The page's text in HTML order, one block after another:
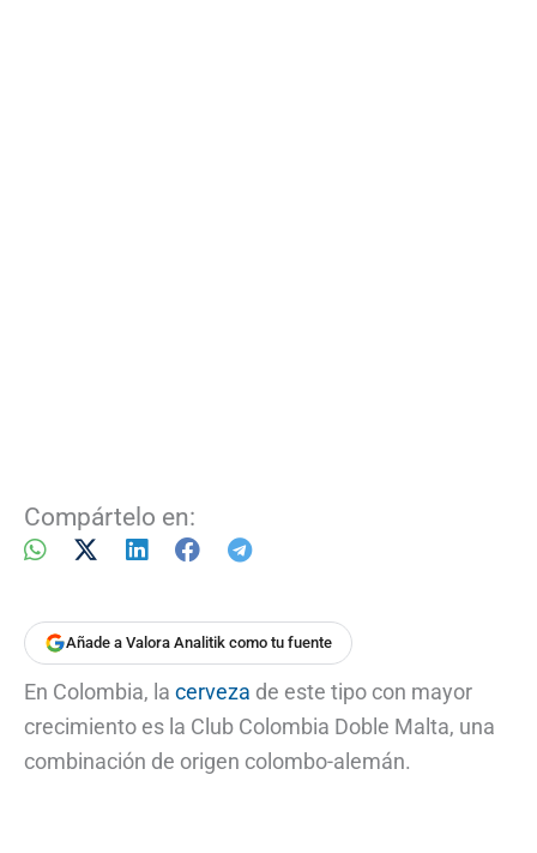
Compártelo en:
Añade a Valora Analitik como tu fuente
En Colombia, la cerveza de este tipo con mayor
crecimiento es la Club Colombia Doble Malta, una
combinación de origen colombo-alemán.